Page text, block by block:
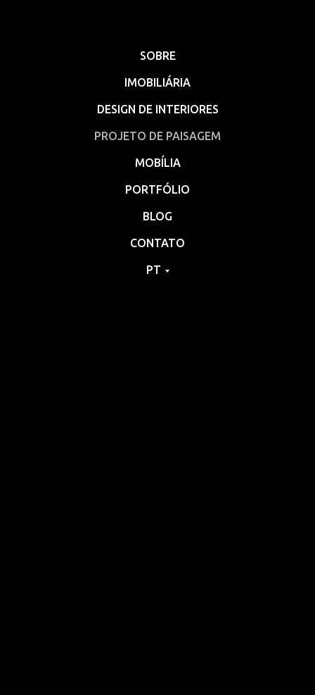
SOBRE
IMOBILIÁRIA
DESIGN DE INTERIORES
PROJETO DE PAISAGEM
MOBÍLIA
PORTFÓLIO
BLOG
CONTATO
PT